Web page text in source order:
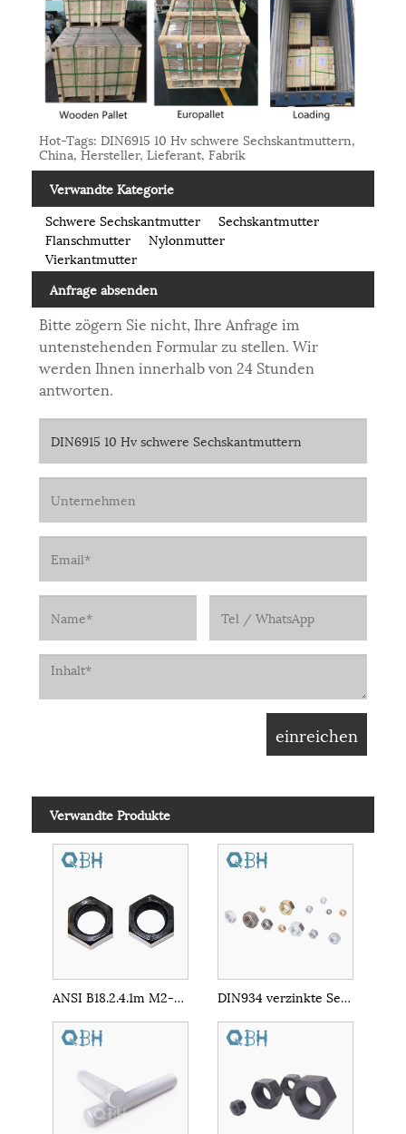
Hot-Tags: DIN6915 10 Hv schwere Sechskantmuttern,
China, Hersteller, Lieferant, Fabrik
Verwandte Kategorie
Schwere Sechskantmutter
Sechskantmutter
Flanschmutter
Nylonmutter
Vierkantmutter
Anfrage absenden
Bitte zögern Sie nicht, Ihre Anfrage im
untenstehenden Formular zu stellen. Wir
werden Ihnen innerhalb von 24 Stunden
antworten.
Verwandte Produkte
ANSI B18.2.4.1m M2-M36 schwarze Sechskantmuttern DIN934 verzinkte Sechskantmuttern